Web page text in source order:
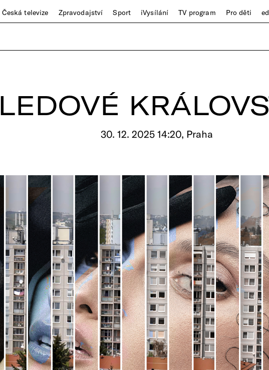
Česká televize Zpravodajství Sport iVysílání TV program Pro děti
LEDOVÉ
30. 12. 2025 14:20, Praha